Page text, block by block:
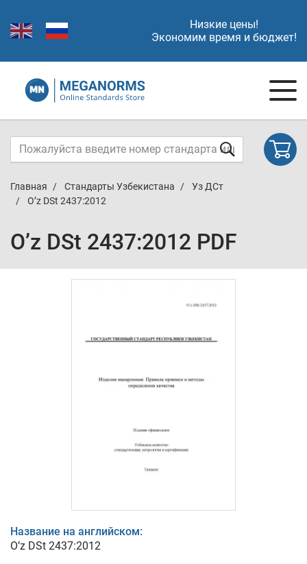
Низкие цены!
Экономим время и бюджет!
Главная Стандарты Узбекистана
Уз ДСт
O’z DSt 2437:2012
O’z DSt 2437:2012 PDF
Название на английском:
O’z DSt 2437:2012